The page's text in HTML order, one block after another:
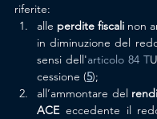
riferite:
alle perdite fiscali non
sensi dell'articolo 84 T
cessione (5);
all’ammontare del
ACE eccedente il